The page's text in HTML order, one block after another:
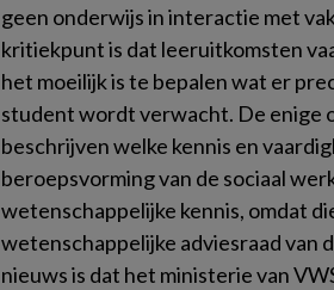
geen onderwijs in interactie met
kritiekpunt is dat leeruitkomsten
het moeilijk is te bepalen wat er
student wordt verwacht. De enige
beschrijven welke kennis en
beroepsvorming van de sociaal
wetenschappelijke kennis, omdat
wetenschappelijke adviesraad van
nieuws is dat het ministerie van